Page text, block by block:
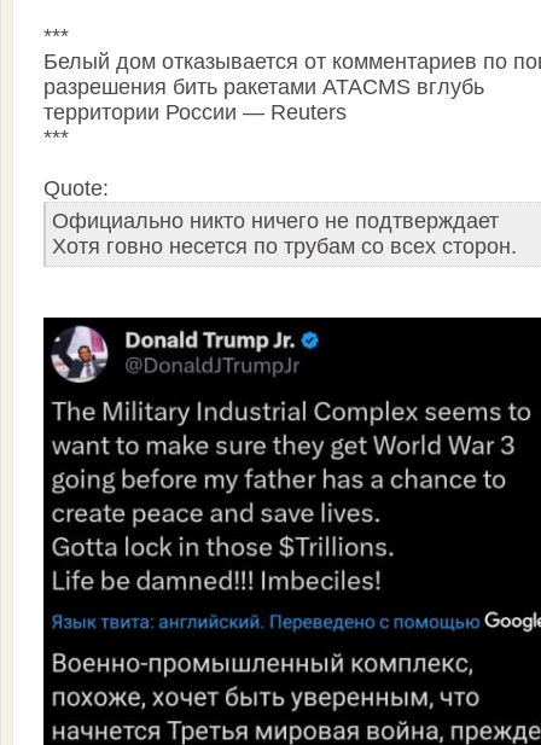
***
Белый дом отказывается от комментариев по
разрешения бить ракетами ATACMS вглубь
территории России — Reuters
***
Quote:
Официально никто ничего не подтверждает
Хотя говно несется по трубам со всех сторон.